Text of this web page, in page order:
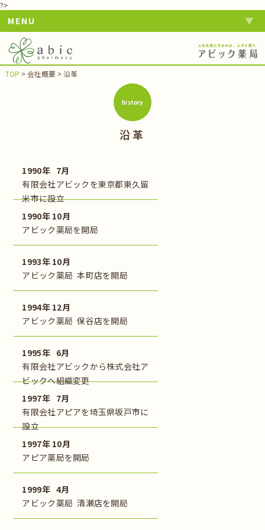
?>
MENU
TOP >会社概要 >沿革
history
沿革
1990年 7月
有限会社アビックを東京都東久留
米市に設立
1990年 10月
アビック薬局を開局
1993年 10月
アビック薬局 本町店を開局
1994年 12月
アビック薬局 保谷店を開局
1995年 6月
有限会社アビックから株式会社ア
ビックへ組織変更
1997年 7月
有限会社アピアを埼玉県坂戸市に
設立
1997年 10月
アピア薬局を開局
1999年 4月
アビック薬局 清瀬店を開局